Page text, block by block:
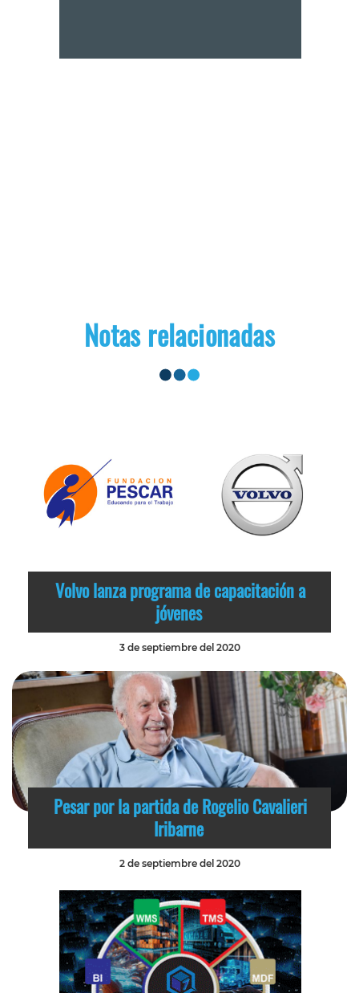
Notas relacionadas
Volvo lanza programa de capacitación a
jóvenes
3 de septiembre del 2020
Pesar por la partida de Rogelio Cavalieri
Iribarne
2 de septiembre del 2020